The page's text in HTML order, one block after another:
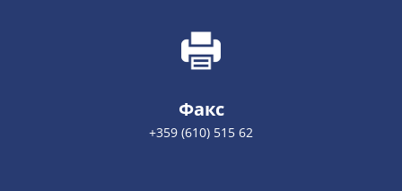
Факс
+359 (610) 515 62